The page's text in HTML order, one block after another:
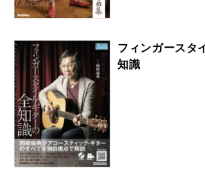
フィンガースタ
知識